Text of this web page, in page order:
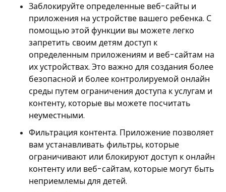
Заблокируйте определенные веб-сайты и
приложения на устройстве вашего ребенка. С
помощью этой функции вы можете легко
запретить своим детям доступ к
определенным приложениям и веб-сайтам на
их устройствах. Это важно для создания более
безопасной и более контролируемой онлайн
среды путем ограничения доступа к услугам и
контенту, которые вы можете посчитать
неуместными.
Фильтрация контента. Приложение позволяет
вам устанавливать фильтры, которые
ограничивают или блокируют доступ к онлайн
контенту или веб-сайтам, которые могут быть
неприемлемы для детей.